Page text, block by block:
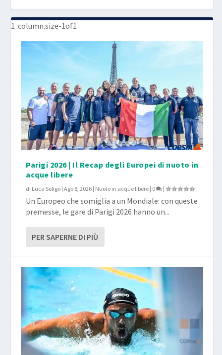
Parigi 2026 | Il Recap degli Europei di nuoto in
acque libere
di Luca Soligo |Ago 8, 2026 | Nuoto in acque libere | 0 |
Un Europeo che somiglia a un Mondiale: con queste
premesse, le gare di Parigi 2026 hanno un...
PER SAPERNE DI PIÙ